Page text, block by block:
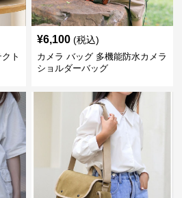
ト
¥6,100 (税込)
カメラ バッグ 多機能防水カメラ
ショルダーバッグ